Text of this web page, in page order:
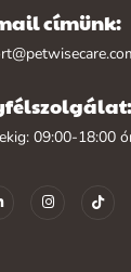
címünk:
09:00-18:00